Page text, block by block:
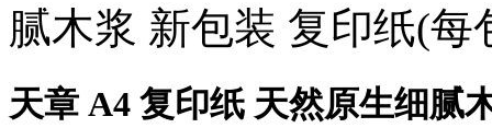
腻木浆 新包装 复印纸(每
天章 A4 复印纸 天然原生细腻